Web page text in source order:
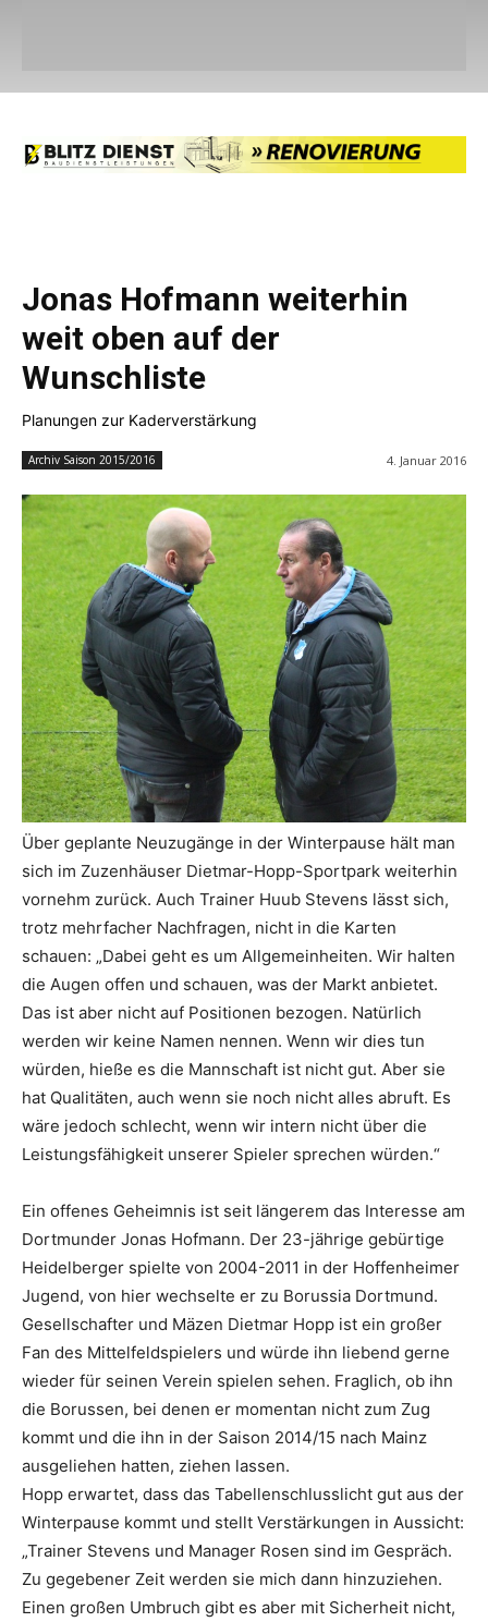
Jonas Hofmann weiterhin
weit oben auf der
Wunschliste
Planungen zur Kaderverstärkung
Archiv Saison 2015/2016 4. Januar 2016
Über geplante Neuzugänge in der Winterpause hält man
sich im Zuzenhäuser Dietmar-Hopp-Sportpark weiterhin
vornehm zurück. Auch Trainer Huub Stevens lässt sich,
trotz mehrfacher Nachfragen, nicht in die Karten
schauen: „Dabei geht es um Allgemeinheiten. Wir halten
die Augen offen und schauen, was der Markt anbietet.
Das ist aber nicht auf Positionen bezogen. Natürlich
werden wir keine Namen nennen. Wenn wir dies tun
würden, hieße es die Mannschaft ist nicht gut. Aber sie
hat Qualitäten, auch wenn sie noch nicht alles abruft. Es
wäre jedoch schlecht, wenn wir intern nicht über die
Leistungsfähigkeit unserer Spieler sprechen würden.“
Ein offenes Geheimnis ist seit längerem das Interesse am
Dortmunder Jonas Hofmann. Der 23-jährige gebürtige
Heidelberger spielte von 2004-2011 in der Hoffenheimer
Jugend, von hier wechselte er zu Borussia Dortmund.
Gesellschafter und Mäzen Dietmar Hopp ist ein großer
Fan des Mittelfeldspielers und würde ihn liebend gerne
wieder für seinen Verein spielen sehen. Fraglich, ob ihn
die Borussen, bei denen er momentan nicht zum Zug
kommt und die ihn in der Saison 2014/15 nach Mainz
ausgeliehen hatten, ziehen lassen.
Hopp erwartet, dass das Tabellenschlusslicht gut aus der
Winterpause kommt und stellt Verstärkungen in Aussicht:
„Trainer Stevens und Manager Rosen sind im Gespräch.
Zu gegebener Zeit werden sie mich dann hinzuziehen.
Einen großen Umbruch gibt es aber mit Sicherheit nicht,